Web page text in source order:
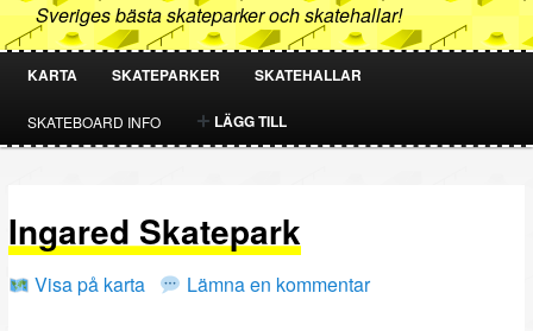
Sveriges bästa skateparker och skatehallar!
HOPPA
TILL
INNEHÅLL
HOPPA
TILL
INNEHÅLL
KARTA SKATEPARKER SKATEHALLAR
SKATEBOARD INFO LÄGG TILL
Ingared Skatepark
Visa på karta Lämna en kommentar